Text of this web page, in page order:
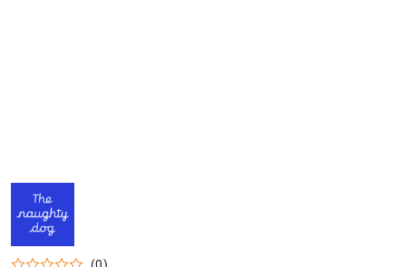
PALARNI
NAUGHTY
DOG
COFFEE